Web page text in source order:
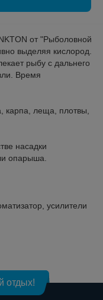
от "Рыболовной
выделяя кислород.
рыбу с дальнего
Время
карпа, леща, плотвы,
насадки
опарыша.
усилители
отдых!